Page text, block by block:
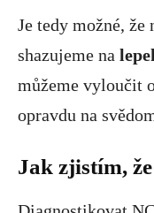
Je tedy možné,
shazujeme na
můžeme vyloučit
opravdu na
Jak zjistím,